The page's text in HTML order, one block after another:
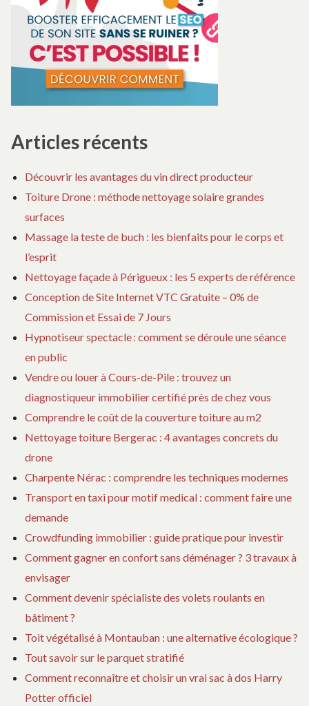
Articles récents
Découvrir les avantages du vin direct producteur
Toiture Drone : méthode nettoyage solaire grandes
surfaces
Massage la teste de buch : les bienfaits pour le corps et
l’esprit
Nettoyage façade à Périgueux : les 5 experts de référence
Conception de Site Internet VTC Gratuite – 0% de
Commission et Essai de 7 Jours
Hypnotiseur spectacle : comment se déroule une séance
en public
Vendre ou louer à Cours-de-Pile : trouvez un
diagnostiqueur immobilier certifié près de chez vous
Comprendre le coût de la couverture toiture au m2
Nettoyage toiture Bergerac : 4 avantages concrets du
drone
Charpente Nérac : comprendre les techniques modernes
Transport en taxi pour motif medical : comment faire une
demande
Crowdfunding immobilier : guide pratique pour investir
Comment gagner en confort sans déménager ? 3 travaux à
envisager
Comment devenir spécialiste des volets roulants en
bâtiment ?
Toit végétalisé à Montauban : une alternative écologique ?
Tout savoir sur le parquet stratifié
Comment reconnaître et choisir un vrai sac à dos Harry
Potter officiel